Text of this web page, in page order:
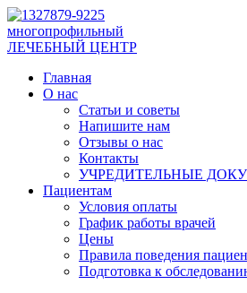
многопрофильный
ЛЕЧЕБНЫЙ ЦЕНТР
Главная
О нас
Статьи и советы
Напишите нам
Отзывы о нас
Контакты
УЧРЕДИТЕЛЬНЫЕ
Пациентам
Условия оплаты
График работы врачей
Цены
Правила поведения
Подготовка к